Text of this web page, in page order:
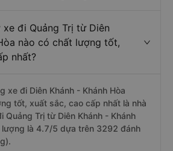
xe đi Quảng Trị từ Diên
nào có chất lượng tốt,
nhất?
xe đi Diên Khánh - Khánh Hòa
tốt, xuất sắc, cao cấp nhất là nhà
Quảng Trị từ Diên Khánh - Khánh
lượng là 4.7/5 dựa trên 3292 đánh